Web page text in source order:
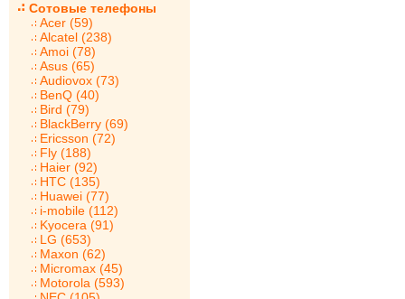
Сотовые телефоны
Acer (59)
Alcatel (238)
Amoi (78)
Asus (65)
Audiovox (73)
BenQ (40)
Bird (79)
BlackBerry (69)
Ericsson (72)
Fly (188)
Haier (92)
HTC (135)
Huawei (77)
i-mobile (112)
Kyocera (91)
LG (653)
Maxon (62)
Micromax (45)
Motorola (593)